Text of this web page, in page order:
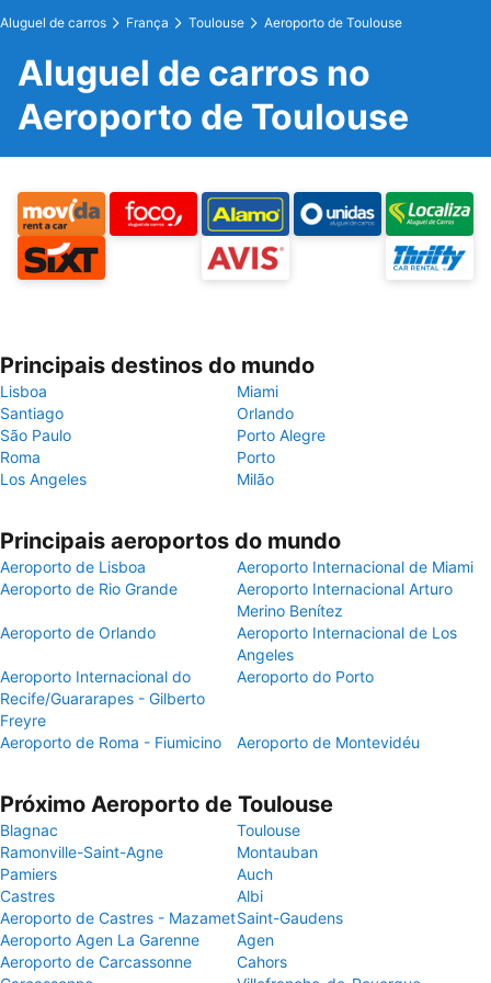
Aluguel de carros França Toulouse Aeroporto de Toulouse
Aluguel de carros no
Aeroporto de Toulouse
Principais destinos do mundo
Lisboa
Miami
Santiago
Orlando
São Paulo
Porto Alegre
Roma
Porto
Los Angeles
Milão
Principais aeroportos do mundo
Aeroporto de Lisboa
Aeroporto Internacional de Miami
Aeroporto de Rio Grande
Aeroporto Internacional Arturo
Merino Benítez
Aeroporto de Orlando
Aeroporto Internacional de Los
Angeles
Aeroporto Internacional do
Recife/Guararapes - Gilberto
Freyre
Aeroporto do Porto
Aeroporto de Roma - Fiumicino Aeroporto de Montevidéu
Próximo Aeroporto de Toulouse
Blagnac
Toulouse
Ramonville-Saint-Agne
Montauban
Pamiers
Auch
Castres
Albi
Aeroporto de Castres - MazametSaint-Gaudens
Aeroporto Agen La Garenne
Agen
Aeroporto de Carcassonne
Cahors